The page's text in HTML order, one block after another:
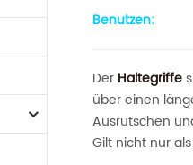
Benutzen:
DerHaltegriffe
über einen
Ausrutschen
Gilt nicht nur